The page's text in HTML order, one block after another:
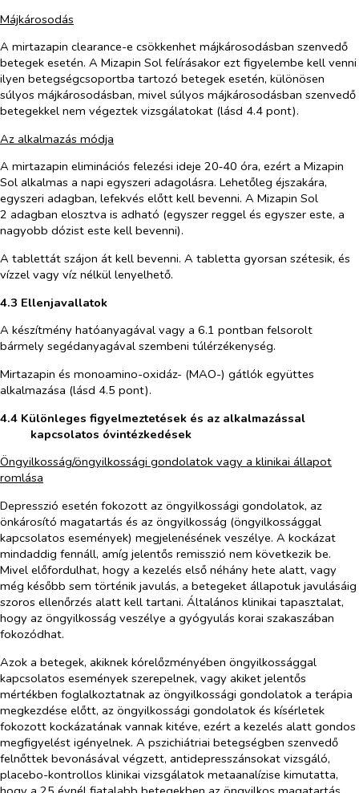
Májkárosodás
A mirtazapin clearance-e csökkenhet májkárosodásban szenvedő
betegek esetén. A Mizapin Sol felírásakor ezt figyelembe kell venni
ilyen betegségcsoportba tartozó betegek esetén, különösen
súlyos májkárosodásban, mivel súlyos májkárosodásban szenvedő
betegekkel nem végeztek vizsgálatokat (lásd 4.4 pont).
Az alkalmazás módja
A mirtazapin eliminációs felezési ideje 20‑40 óra, ezért a Mizapin
Sol alkalmas a napi egyszeri adagolásra. Lehetőleg éjszakára,
egyszeri adagban, lefekvés előtt kell bevenni. A Mizapin Sol
2 adagban elosztva is adható (egyszer reggel és egyszer este, a
nagyobb dózist este kell bevenni).
A tablettát szájon át kell bevenni. A tabletta gyorsan szétesik, és
vízzel vagy víz nélkül lenyelhető.
4.3 Ellenjavallatok
A készítmény hatóanyagával vagy a 6.1 pontban felsorolt
bármely segédanyagával szembeni túlérzékenység.
Mirtazapin és monoamino-oxidáz- (MAO-) gátlók együttes
alkalmazása (lásd 4.5 pont).
4.4 Különleges figyelmeztetések és az alkalmazással
kapcsolatos óvintézkedések
Öngyilkosság/öngyilkossági gondolatok vagy a klinikai állapot
romlása
Depresszió esetén fokozott az öngyilkossági gondolatok, az
önkárosító magatartás és az öngyilkosság (öngyilkossággal
kapcsolatos események) megjelenésének veszélye. A kockázat
mindaddig fennáll, amíg jelentős remisszió nem következik be.
Mivel előfordulhat, hogy a kezelés első néhány hete alatt, vagy
még később sem történik javulás, a betegeket állapotuk javulásáig
szoros ellenőrzés alatt kell tartani. Általános klinikai tapasztalat,
hogy az öngyilkosság veszélye a gyógyulás korai szakaszában
fokozódhat.
Azok a betegek, akiknek kórelőzményében öngyilkossággal
kapcsolatos események szerepelnek, vagy akiket jelentős
mértékben foglalkoztatnak az öngyilkossági gondolatok a terápia
megkezdése előtt, az öngyilkossági gondolatok és kísérletek
fokozott kockázatának vannak kitéve, ezért a kezelés alatt gondos
megfigyelést igényelnek. A pszichiátriai betegségben szenvedő
felnőttek bevonásával végzett, antidepresszánsokat vizsgáló,
placebo-kontrollos klinikai vizsgálatok metaanalízise kimutatta,